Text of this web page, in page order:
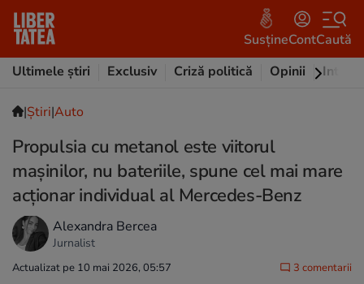
SusțineContCaută
Ultimele știri
Exclusiv Criză politică Opinii
|Ştiri|Auto
Propulsia cu metanol este viitorul
mașinilor, nu bateriile, spune cel mai mare
acționar individual al Mercedes-Benz
Alexandra Bercea
Jurnalist
Actualizat pe 10 mai 2026, 05:57 3 comentarii